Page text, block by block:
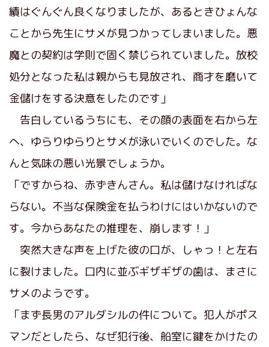
績はぐんぐん良くなりましたが、あるときひょんな
ことから先生にサメが見つかってしまいました。悪
魔との契約は学則で固く禁じられていました。放校
処分となった私は親からも見放され、商才を磨いて
金儲けをする決意をしたのです」
告白しているうちにも、その顔の表面を右から左
へ、ゆらりゆらりとサメが泳いでいくのでした。な
んと気味の悪い光景でしょうか。
「ですからね、赤ずきんさん。私は儲けなければな
らない。不当な保険金を払うわけにはいかないので
す。今からあなたの推理を、崩します！」
突然大きな声を上げた彼の口が、しゃっ！と左右
に裂けました。口内に並ぶギザギザの歯は、まさに
サメのようです。
「まず長男のアルダシルの件について。犯人がポス
マンだとしたら、なぜ犯行後、船室に鍵をかけたの